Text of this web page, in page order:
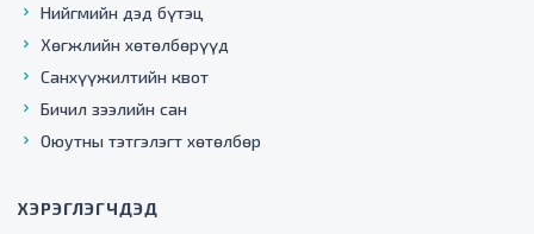
Нийгмийн дэд бүтэц
Хөгжлийн хөтөлбөрүүд
Санхүүжилтийн квот
Бичил зээлийн сан
Оюутны тэтгэлэгт хөтөлбөр
ХЭРЭГЛЭГЧДЭД